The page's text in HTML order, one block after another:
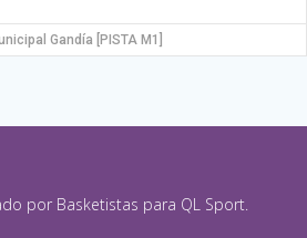
Gandía [PISTA M1]
por Basketistas para QL Sport.